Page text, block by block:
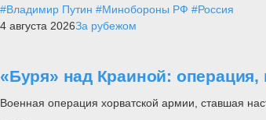
#Владимир Путин #Минобороны РФ #Россия
4 августа 2026За рубежом
«Буря» над Краиной:
Военная операция хорватской армии, ставшая